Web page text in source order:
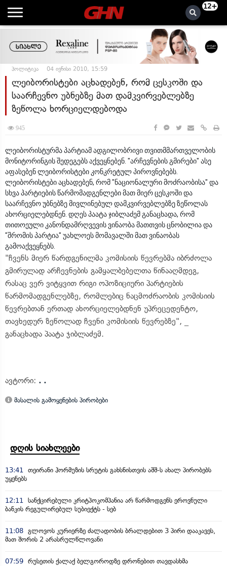
12+
პოლიტიკა 04 ივნისი 2010, 15:59
ლეიბორისტები აცხადებენ, რომ ცესკოში და
საარჩევნო უბნებზე მათ დამკვირვებლებზე
ზეწოლა ხორციელდებოდა
945
ლეიბორისტურმა პარტიამ ადგილობრივი თვითმმართველობის
მონიტორინგის შედეგებს აქვეყნებენ. "არჩევნების გმირები" ასე
აფასებენ ლეიბორისტები კონკრეტულ პიროვნებებს.
ლეიბორისტები აცხადებენ, რომ "ნაციონალური მოძრაობისა" და
სხვა პარტიების წარმომადგენლები მათ მიერ ცესკოში და
საარჩევნო უბნებზე მივლინებულ დამკვირვებლებზე ზეწოლას
ახორციელებდნენ. დღეს პაატა ჯიბლაძემ განაცხადა, რომ
თითოეული კანონდამრღვევის ვინაობა მათთვის ცნობილია და
"შრომის პარტია" უახლოეს მომავალში მათ ვინაობას
გამოაქვეყნებს.
"ჩვენს მიერ წარდგენილმა კომისიის წევრებმა იბრძოლა
გმირულად არჩევნების გამყალბებელთა წინააღმდეგ,
რასაც ვერ ვიტყვით რიგი ოპოზიციური პარტიების
წარმომადგენლებზე, რომლებიც ნაცმოძრაობის კომისიის
წევრებთან ერთად ახორციელებდნენ უპრეცედენტო,
თავხედურ ზეწოლად ჩვენი კომისიის წევრებზე", _
განაცხადა პაატა ჯიბლაძემ.
ავტორი: . .
მასალის გამოყენების პირობები
დღის სიახლეები
13:41 თეირანი ჰორმუზის სრუტის გახსნისთვის აშშ-ს ახალ პირობებს
უყენებს
12:11 სანქცირებული კრიტპოკომპანია არ წარმოდგენს ეროვნული
ბანკის რეგულირებულ სუბიექტს - სებ
11:08 გლოვოს კურიერზე ძალადობის ბრალდებით 3 პირი დააკავეს,
მათ შორის 2 არასრულწლოვანი
07:59 რუსეთის ქალაქ ბელგოროდზე დრონებით თავდასხმა